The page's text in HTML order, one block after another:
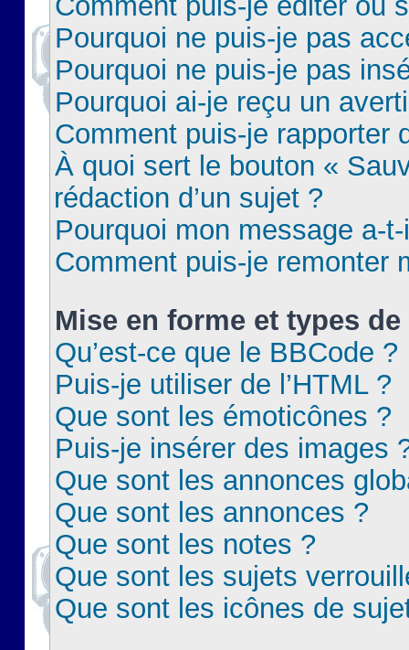
Pourquoi ne puis-je pas
Pourquoi ne puis-je pas
Pourquoi ai-je reçu un
Comment puis-je rapporter
À quoi sert le bouton «
rédaction d’un sujet ?
Pourquoi mon message a-
Comment puis-je remonter
Mise en forme et types
Qu’est-ce que le BBCode ?
Puis-je utiliser de l’HTML ?
Que sont les émoticônes ?
Puis-je insérer des images
Que sont les annonces
Que sont les annonces ?
Que sont les notes ?
Que sont les sujets
Que sont les icônes de